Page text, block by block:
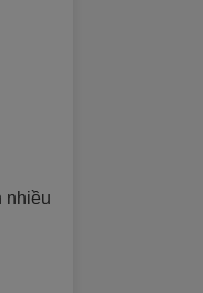
nhiều